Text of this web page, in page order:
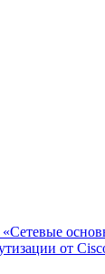
от